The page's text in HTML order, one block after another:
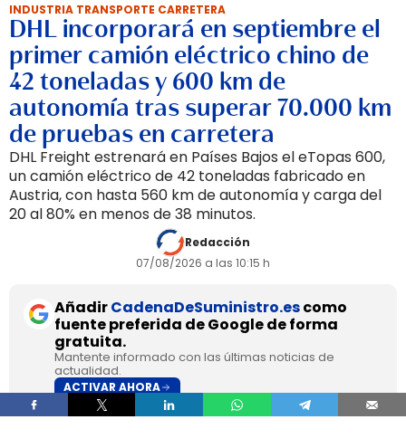
INDUSTRIA TRANSPORTE CARRETERA
DHL incorporará en septiembre el
primer camión eléctrico chino de
42 toneladas y 600 km de
autonomía tras superar 70.000 km
de pruebas en carretera
DHL Freight estrenará en Países Bajos el eTopas 600,
un camión eléctrico de 42 toneladas fabricado en
Austria, con hasta 560 km de autonomía y carga del
20 al 80% en menos de 38 minutos.
Redacción
07/08/2026 a las 10:15 h
AñadirCadenaDeSuministro.escomo
fuente preferida de Google de forma
gratuita.
Mantente informado con las últimas noticias de
actualidad.
ACTIVAR AHORA